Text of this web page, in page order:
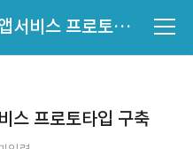
ionic 기반 Savorit 앱서비스 프로토타입 구축
프로토타입 구축